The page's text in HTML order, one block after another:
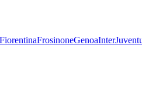
FiorentinaFrosinoneGenoaInter